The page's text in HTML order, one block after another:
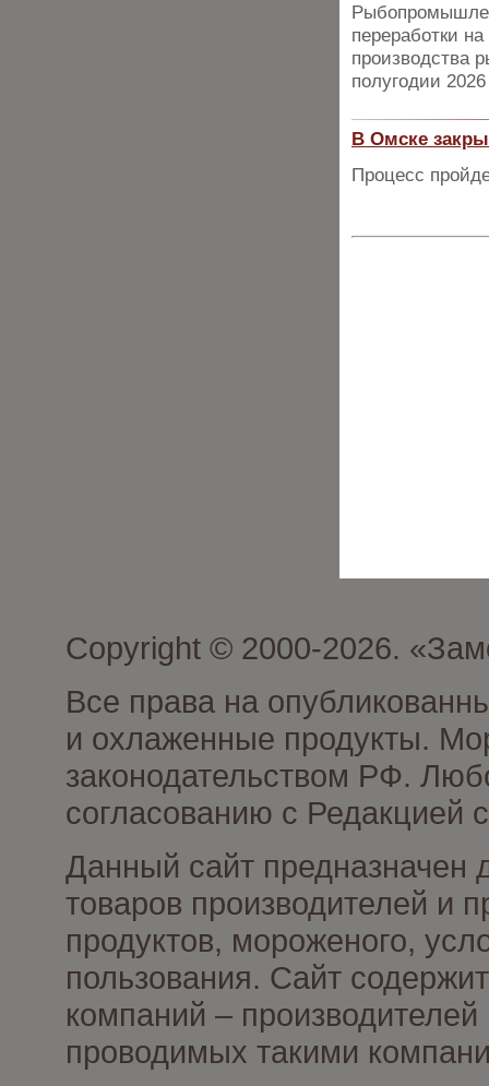
переработки
производства
полугодии
В Омске
Процесс
Copyright © 2000-2026.
Все права на
и охлаженные продукты.
законодательством РФ.
согласованию с Редакцией
Данный сайт предназначен
товаров производителей и
продуктов, мороженого,
пользования. Сайт
компаний –
проводимых такими